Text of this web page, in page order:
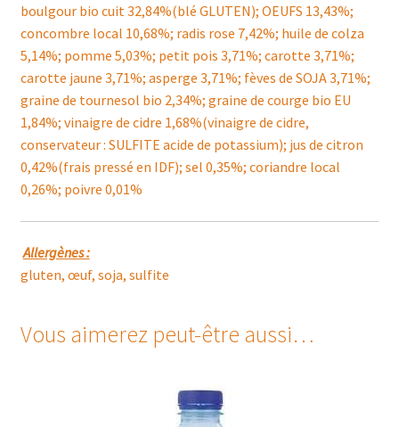
boulgour bio cuit 32,84%(blé GLUTEN); OEUFS 13,43%;
concombre local 10,68%; radis rose 7,42%; huile de colza
5,14%; pomme 5,03%; petit pois 3,71%; carotte 3,71%;
carotte jaune 3,71%; asperge 3,71%; fèves de SOJA 3,71%;
graine de tournesol bio 2,34%; graine de courge bio EU
1,84%; vinaigre de cidre 1,68%(vinaigre de cidre,
conservateur : SULFITE acide de potassium); jus de citron
0,42%(frais pressé en IDF); sel 0,35%; coriandre local
0,26%; poivre 0,01%
Allergènes :
gluten, œuf, soja, sulfite
Vous aimerez peut-être aussi…